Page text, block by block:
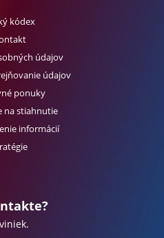
kódex
údajov
údajov
ponuky
na stiahnutie
informácií